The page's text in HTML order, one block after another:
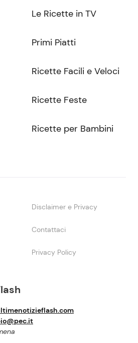
Le Ricette in TV
Primi Piatti
Ricette Facili e Veloci
Ricette Feste
Ricette per Bambini
Disclaimer e Privacy
Contattaci
Privacy Policy